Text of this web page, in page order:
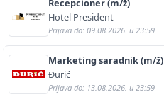
Recepcioner (m/ž)
Hotel President
Prijava do: 09.08.2026. u 23:59
Marketing saradnik (m/ž)
Đurić
Prijava do: 13.08.2026. u 23:59